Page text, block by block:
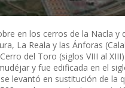
en los cerros de la Nacla y
La Reala y las Ánforas
del Toro (siglos VIII al
y fue edificada en el
levantó en sustitución de la